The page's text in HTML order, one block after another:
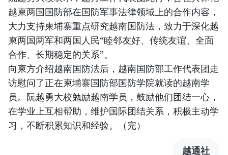
越柬两国国防部在国防军事法律领域上的合作内容，
大力支持柬埔寨重点研究越南国防法，致力于深化越
柬两国两军和两国人民“睦邻友好、传统友谊、全面
合作、长期稳定的关系”。
向柬方介绍越南国防法后，越南国防部工作代表团走
访慰问了正在柬埔寨国防部国防学院就读的越南学
员。阮越勇大校勉励越南学员，鼓励他们团结一心，
在学业上互相帮助，维护国际团结关系，积极主动学
习，不断积累知识和经验。（完）
越通社